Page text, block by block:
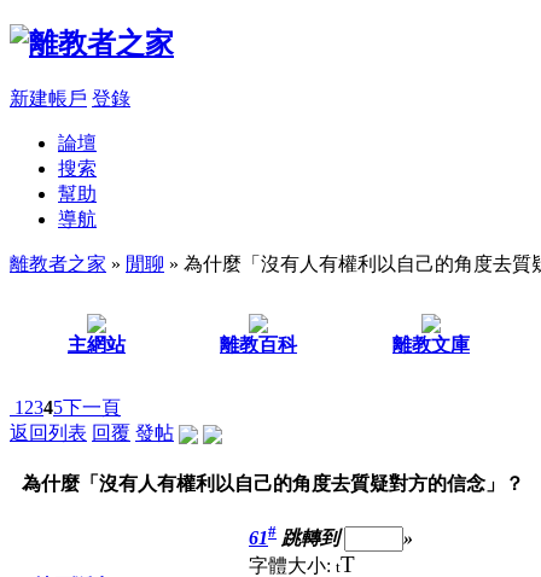
新建帳戶 登錄
論壇
搜索
幫助
導航
離教者之家 » 閒聊 » 為什麼「沒有人有權利以自己的角度去質
主網站 離教百科 離教文庫
1 2345下一頁
返回列表 回覆 發帖
為什麼「沒有人有權利以自己的角度去質疑對方的信念」？
61# 跳轉到
»
字體大小: tT